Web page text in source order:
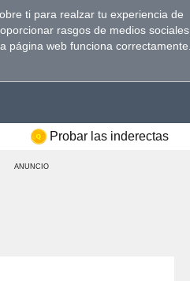
ti para realzar tu experiencia de
rasgos de medios sociales,
página web funciona correctamente.
Probar las inderectas
ANUNCIO